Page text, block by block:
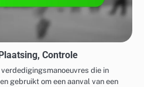
Controle
die in
gebruikt om een aanval van een